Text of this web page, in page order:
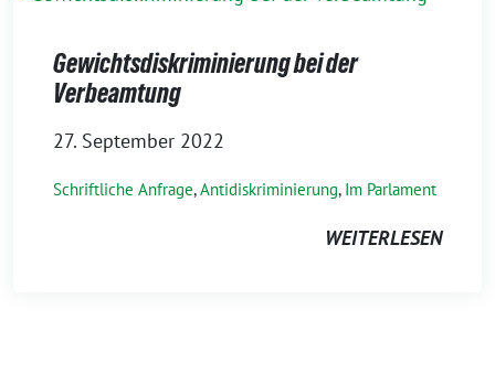
Gewichtsdiskriminierung bei der
Verbeamtung
27. September 2022
Schriftliche Anfrage,Antidiskriminierung, Im Parlament
WEITERLESEN